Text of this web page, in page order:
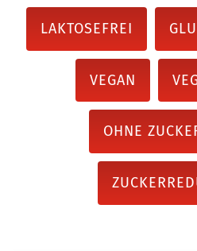
LAKTOSEFREI
VEGAN
OHNE